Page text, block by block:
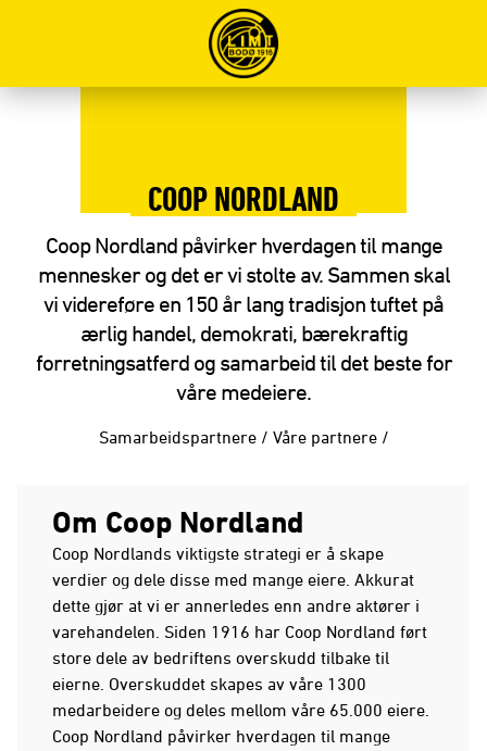
COOP NORDLAND
Coop Nordland påvirker hverdagen til mange
mennesker og det er vi stolte av. Sammen skal
vi videreføre en 150 år lang tradisjon tuftet på
ærlig handel, demokrati, bærekraftig
forretningsatferd og samarbeid til det beste for
våre medeiere.
Samarbeidspartnere / Våre partnere /
Om Coop Nordland
Coop Nordlands viktigste strategi er å skape
verdier og dele disse med mange eiere. Akkurat
dette gjør at vi er annerledes enn andre aktører i
varehandelen. Siden 1916 har Coop Nordland ført
store dele av bedriftens overskudd tilbake til
eierne. Overskuddet skapes av våre 1300
medarbeidere og deles mellom våre 65.000 eiere.
Coop Nordland påvirker hverdagen til mange